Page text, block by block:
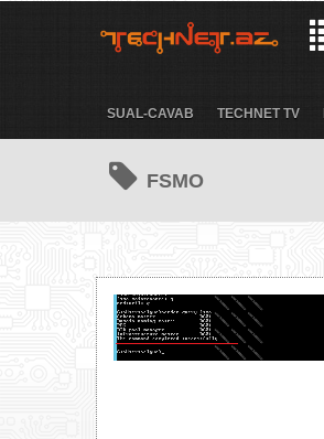
SUAL-CAVAB TECHNET TV
FSMO